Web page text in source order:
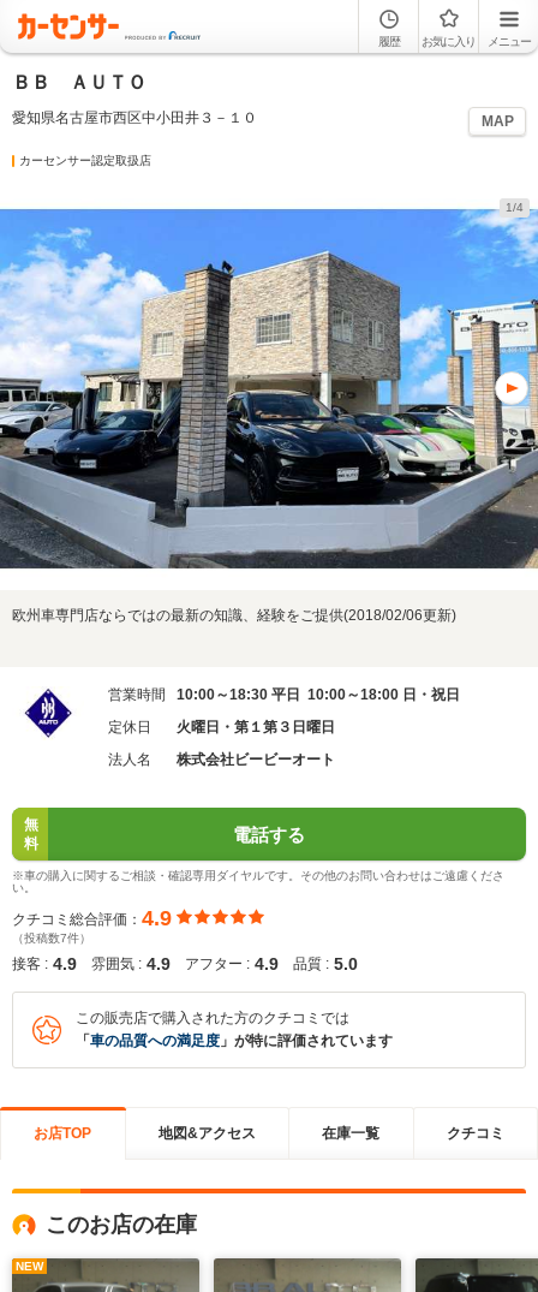
履歴 お気に入り メニュー
ＢＢ ＡＵＴＯ
愛知県名古屋市西区中小田井３－１０ MAP
カーセンサー認定取扱店
1/4
欧州車専門店ならではの最新の知識、経験をご提供(2018/02/06更新)
営業時間
10:00～18:30 平日 10:00～18:00 日・祝日
定休日
火曜日・第１第３日曜日
法人名
株式会社ビービーオート
無
料
電話する
※車の購入に関するご相談・確認専用ダイヤルです。その他のお問い合わせはご遠慮くださ
い。
クチコミ総合評価： 4.9
（投稿数7件）
接客 : 4.9 雰囲気 : 4.9 アフター : 4.9 品質 : 5.0
この販売店で購入された方のクチコミでは
「 車の品質への満足度 」が特に評価されています
お店TOP 地図&アクセス 在庫一覧 クチコミ
このお店の在庫
NEW